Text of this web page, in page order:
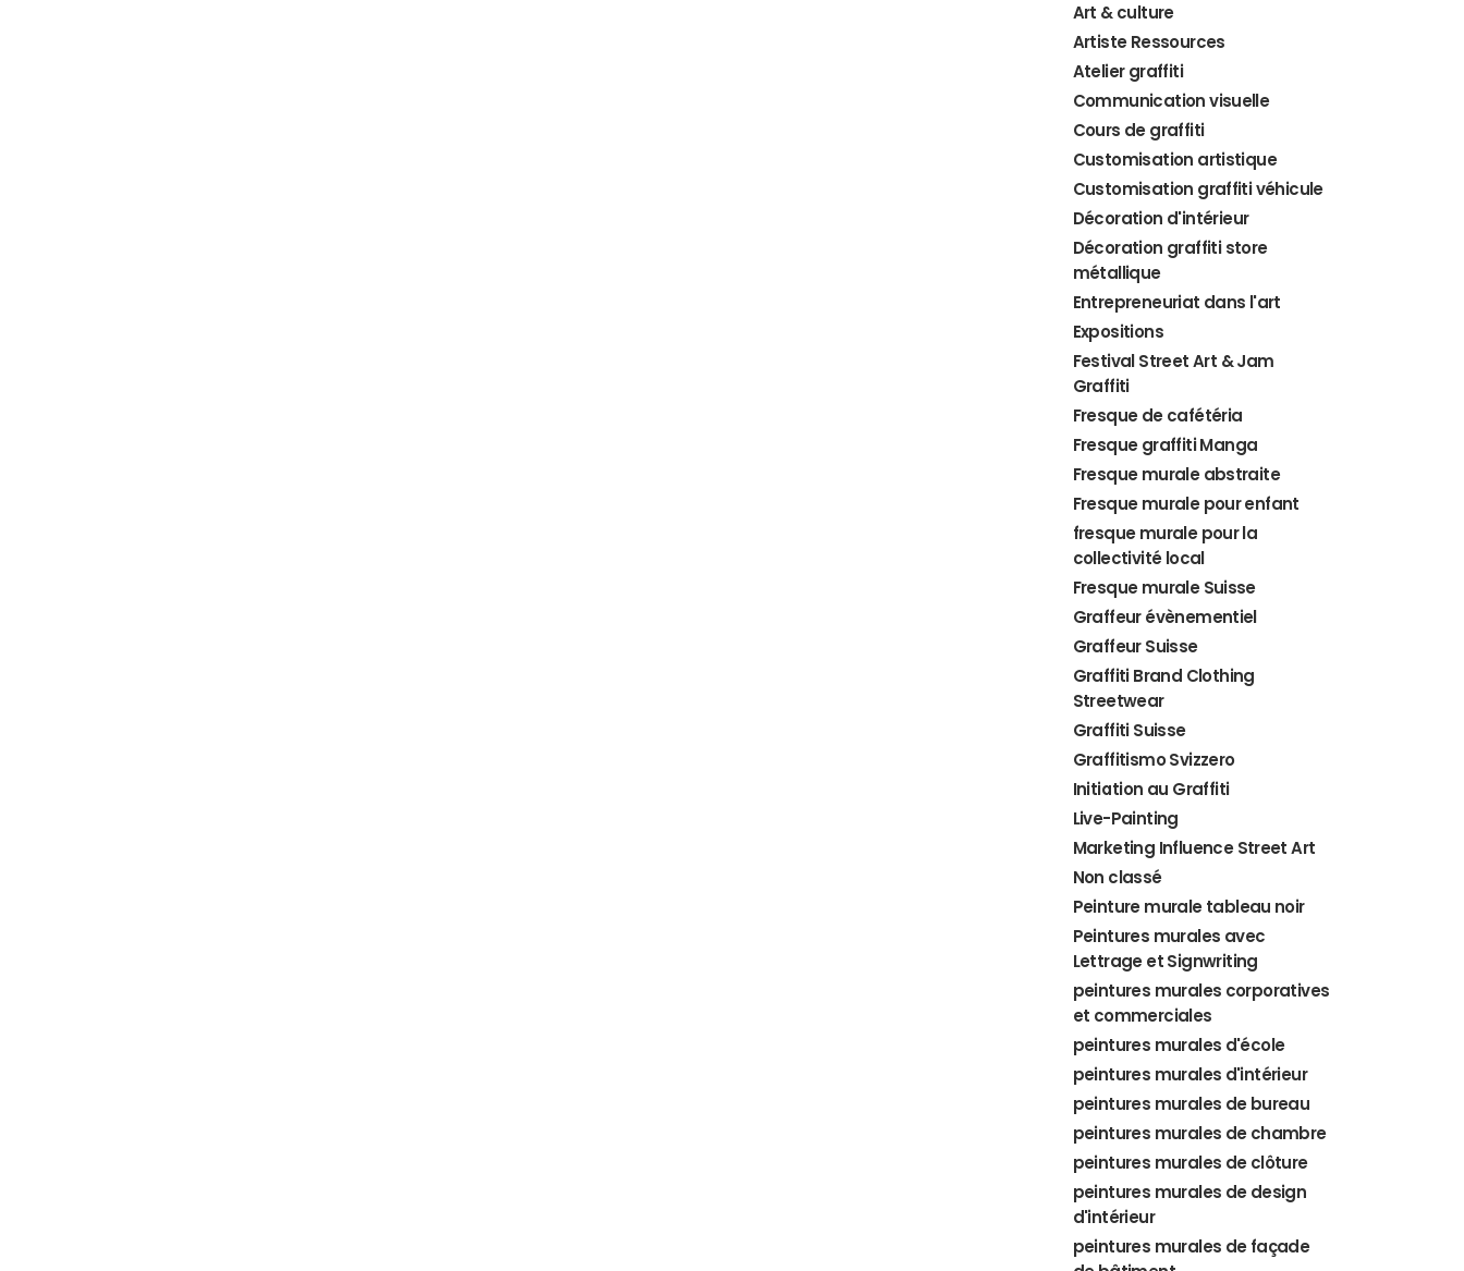
Art & culture
Artiste Ressources
Atelier graffiti
Communication visuelle
Cours de graffiti
Customisation artistique
Customisation graffiti véhicule
Décoration d'intérieur
Décoration graffiti store
métallique
Entrepreneuriat dans l'art
Expositions
Festival Street Art & Jam
Graffiti
Fresque de cafétéria
Fresque graffiti Manga
Fresque murale abstraite
Fresque murale pour enfant
fresque murale pour la
collectivité local
Fresque murale Suisse
Graffeur évènementiel
Graffeur Suisse
Graffiti Brand Clothing
Streetwear
Graffiti Suisse
Graffitismo Svizzero
Initiation au Graffiti
Live-Painting
Marketing Influence Street Art
Non classé
Peinture murale tableau noir
Peintures murales avec
Lettrage et Signwriting
peintures murales corporatives
et commerciales
peintures murales d'école
peintures murales d'intérieur
peintures murales de bureau
peintures murales de chambre
peintures murales de clôture
peintures murales de design
d'intérieur
peintures murales de façade